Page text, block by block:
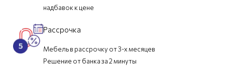
надбавок к цене
Рассрочка
Мебель в рассрочку от 3-х месяцев
Решение от банка за 2 минуты